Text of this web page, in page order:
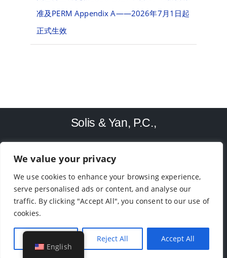
We value your privacy
We use cookies to enhance your browsing experience,
serve personalised ads or content, and analyse our
traffic. By clicking "Accept All", you consent to our use of
cookies.
Reject All Accept All
准及PERM Appendix A——2026年7月1日起
正式生效
Solis & Yan, P.C.,
TEL: (713)-779-4416
9188 Bellaire Blvd, Houston, TX 77036
GET IN TOUCH
© 2003 - 2026 Solis & Yan, P.C., All Rights Reserved •
English